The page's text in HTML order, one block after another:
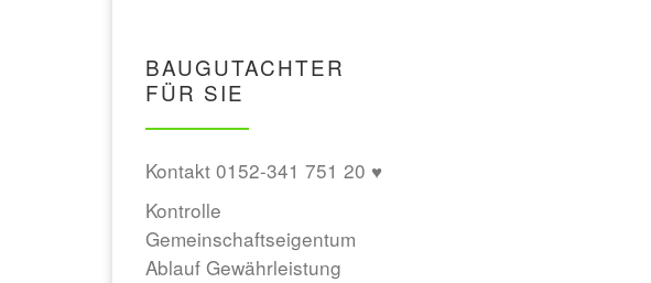
BAUGUTACHTER
FÜR SIE
Kontakt 0152-341 751 20 ♥
Kontrolle
Gemeinschaftseigentum
Ablauf Gewährleistung